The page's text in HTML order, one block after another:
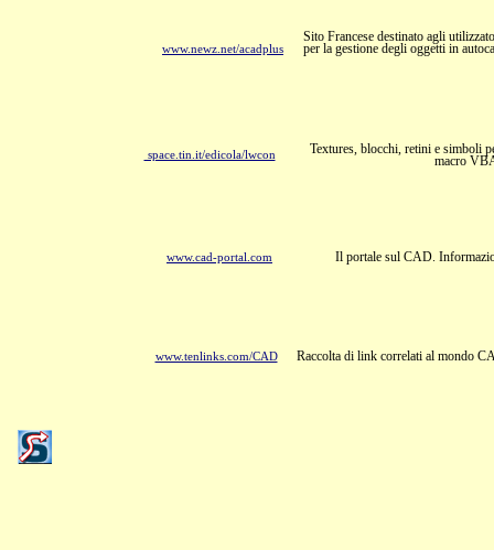
www.newz.net/acadplus
Sito Francese destinato agli
per la gestione degli oggetti in
space.tin.it/edicola/lwcon Textures, blocchi, retini e simboli
macro
www.cad-portal.com Il portale sul CAD.
www.tenlinks.com/CAD Raccolta di link correlati al mondo